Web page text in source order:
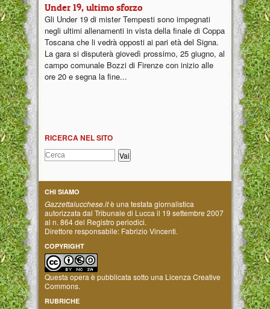
Under 19, ultimo sforzo
Gli Under 19 di mister Tempesti sono impegnati
negli ultimi allenamenti in vista della finale di Coppa
Toscana che li vedrà opposti ai pari età del Signa.
La gara si disputerà giovedì prossimo, 25 giugno, al
campo comunale Bozzi di Firenze con inizio alle
ore 20 e segna la fine...
RICERCA NEL SITO
CHI SIAMO
Gazzettalucchese.itè una testata giornalistica
autorizzata dal Tribunale di Lucca il 19 settembre 2007
al n. 864 del Registro periodici.
Direttore responsabile: Fabrizio Vincenti.
COPYRIGHT
Questa opera è pubblicata sotto una Licenza Creative
Commons.
RUBRICHE